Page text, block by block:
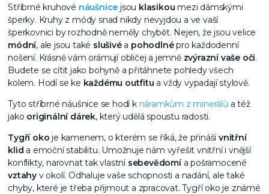
Stříbrné kruhové náušnice jsou klasikou mezi dámskými
šperky. Kruhy z módy snad nikdy nevyjdou a ve vaší
šperkovnici by rozhodně neměly chybět. Nejen, že jsou velice
módní, ale jsou také slušivéa pohodlnépro každodenní
nošení. Krásně vám orámují obličej a jemně zvýrazní vaše oči.
Budete se cítit jako bohyně a přitáhnete pohledy všech
kolem. Hodí se ke každému outfitu a vždy vypadají stylově.
Tyto stříbrné náušnice se hodí k náramkům z minerálů a též
jako originální dárek, který udělá spoustu radosti.
Tygří oko je kamenem, o kterém se říká, že přinášívnitřní
klid a emoční stabilitu. Umožnuje nám vyřešit vnitřní i vnější
konflikty, narovnat tak vlastní sebevědomía pošramocené
vztahyv okolí. Odhaluje vaše schopnosti a nadání, ale také
chyby, které je třeba přijmout a zpracovat. Tygří oko je známé